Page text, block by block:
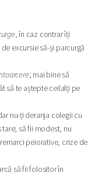
, în caz contrar îți
excursie să-și parcurgă
; mai bine să
să te aștepte ceilalți pe
nu-ți deranja colegii cu
tare; să fii modest, nu
peiorative, crize de
să fii folositor în